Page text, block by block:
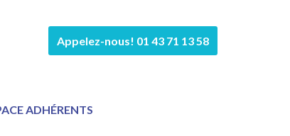
Appelez-nous! 01 43 71 13 58
ADHÉRENTS